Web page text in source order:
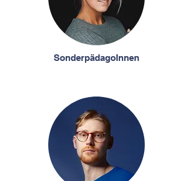
SonderpädagoInnen